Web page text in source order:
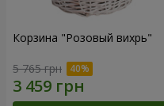
Корзина "Розовый вихрь"
5 765 грн